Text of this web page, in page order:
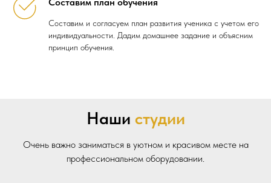
Составим и согласуем план развития ученика с учетом его
индивидуальности. Дадим домашнее задание и объясним
принцип обучения.
Наши студии
Очень важно заниматься в уютном и красивом месте на
профессиональном оборудовании.